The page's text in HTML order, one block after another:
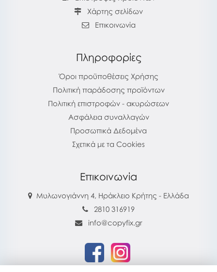
Χάρτης σελίδων
Επικοινωνία
Πληροφορίες
Όροι προϋποθέσεις Χρήσης
Πολιτική παράδοσης προϊόντων
Πολιτική επιστροφών - ακυρώσεων
Ασφάλεια συναλλαγών
Προσωπικά Δεδομένα
Σχετικά με τα Cookies
Επικοινωνία
Μυλωνογιάννη 4, Ηράκλειο Κρήτης - Ελλάδα
2810 316919
info@copyfix.gr